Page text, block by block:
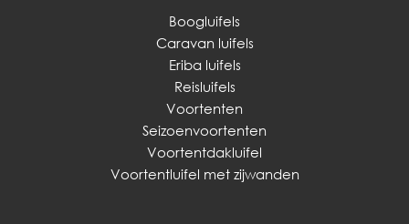
Boogluifels
Caravan luifels
Eriba luifels
Reisluifels
Voortenten
Seizoenvoortenten
Voortentdakluifel
Voortentluifel met zijwanden